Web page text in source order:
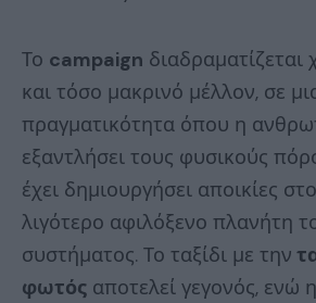
Το campaign διαδραματίζεται
και τόσο μακρινό μέλλον, σε
πραγματικότητα όπου η
εξαντλήσει τους φυσικούς
έχει δημιουργήσει αποικίες
λιγότερο αφιλόξενο πλανήτη
συστήματος. Το ταξίδι με την
φωτός αποτελεί γεγονός, ενώ